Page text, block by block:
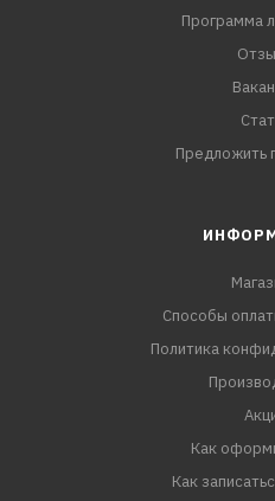
Программа
Предложить
Способы
Политика
Как
Как